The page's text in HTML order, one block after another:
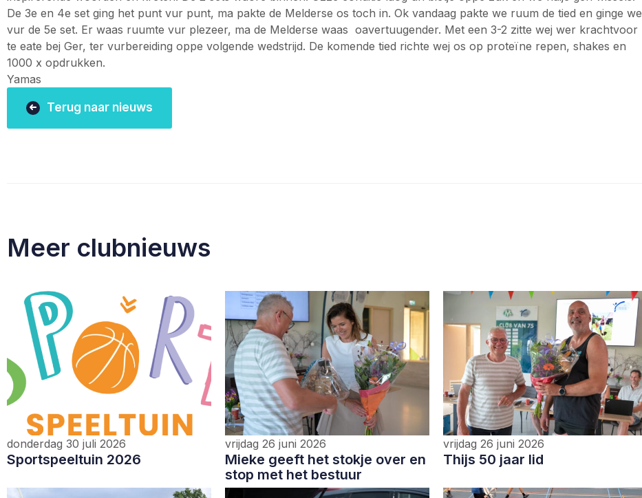
De 3e en 4e set ging het punt vur punt, ma pakte de Melderse os toch in. Ok vandaag pakte we ruum de tied en ginge we
vur de 5e set. Er waas ruumte vur plezeer, ma de Melderse waas oavertuugender. Met een 3-2 zitte wej wer krachtvoor
te eate bej Ger, ter vurbereiding oppe volgende wedstrijd. De komende tied richte wej os op proteïne repen, shakes en
1000 x opdrukken.
Yamas
Terug naar nieuws
Meer clubnieuws
donderdag 30 juli 2026
Sportspeeltuin 2026
vrijdag 26 juni 2026
Mieke geeft het stokje over en
stop met het bestuur
vrijdag 26 juni 2026
Thijs 50 jaar lid